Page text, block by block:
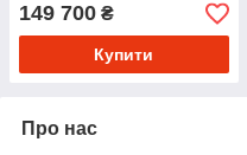
149 700 ₴
Купити
Про нас